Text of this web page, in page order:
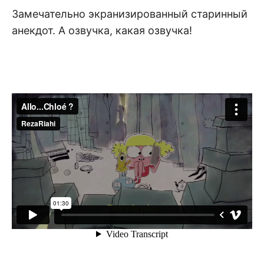
Замечательно экранизированный старинный
анекдот. А озвучка, какая озвучка!